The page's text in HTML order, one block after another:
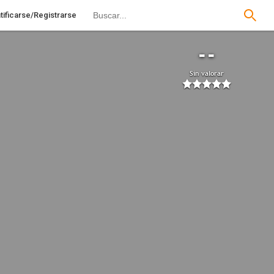
Registrarse
--
Sin valorar